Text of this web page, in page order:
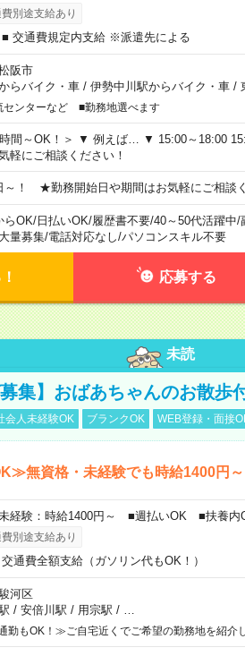
別途支給あり
■ 交通費規定内支給 ※派遣先による
阪市
らバイク・車/ 伊勢中川駅からバイク・車/
センターなど ■勤務地選べます
時間～OK！＞ ▼ 例えば… ▼ 15:00～18:00
軽にご相談ください！
～！ ★勤務開始日や期間はお気軽にご相
らOK/日払いOK/履歴書不要/40～50代活躍中/
量募集/電話対応なし/パソコンスキル不要
応募する
未読
募集】おばあちゃんのお散歩
会人未経験OK ブランクOK WEB登録・面接
無資格・未経験でも時給1400円～
経験：時給1400円～ ■週払いOK ■扶養内
別途支給あり
交通費全額支給（ガソリン代もOK！）
河区
/ 安倍川駅 / 用宗駅 /
勤もOK！≫ご自宅近くでご希望の勤務地を紹介し